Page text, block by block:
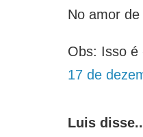
No amor de
Obs: Isso é
17 de
Luis